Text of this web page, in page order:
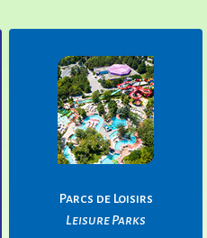
Parcs de Loisirs
Leisure Parks